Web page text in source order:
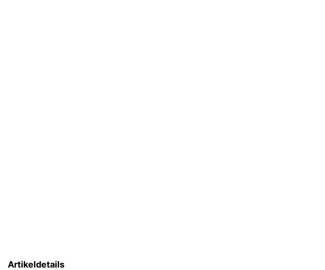
Artikeldetails